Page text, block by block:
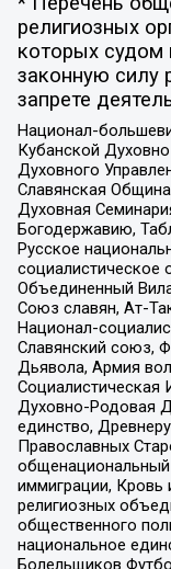
религиозных
которых судом
законную силу
запрете
Национал-
Кубанской
Духовного
Славянская
Духовная
Богодержавию,
Русское
социалистическое
Объединенный
Союз славян, Ат-
Национал-
Славянский союз,
Дьявола, Армия
Социалистическая
Духовно-Родовая
единство,
Православных
иммиграции, Кровь
религиозных
общественного
национальное
Болельщиков